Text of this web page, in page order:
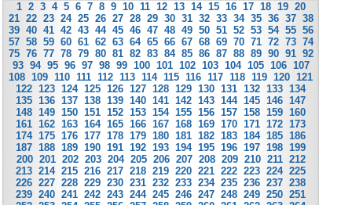
1 2 3 4 5 6 7 8 9 10 11 12 13 14 15 16 17 18 19 20
21 22 23 24 25 26 27 28 29 30 31 32 33 34 35 36 37 38
39 40 41 42 43 44 45 46 47 48 49 50 51 52 53 54 55 56
57 58 59 60 61 62 63 64 65 66 67 68 69 70 71 72 73 74
75 76 77 78 79 80 81 82 83 84 85 86 87 88 89 90 91 92
93 94 95 96 97 98 99 100 101 102 103 104 105 106 107
108 109 110 111 112 113 114 115 116 117 118 119 120 121
122 123 124 125 126 127 128 129 130 131 132 133 134
135 136 137 138 139 140 141 142 143 144 145 146 147
148 149 150 151 152 153 154 155 156 157 158 159 160
161 162 163 164 165 166 167 168 169 170 171 172 173
174 175 176 177 178 179 180 181 182 183 184 185 186
187 188 189 190 191 192 193 194 195 196 197 198 199
200 201 202 203 204 205 206 207 208 209 210 211 212
213 214 215 216 217 218 219 220 221 222 223 224 225
226 227 228 229 230 231 232 233 234 235 236 237 238
239 240 241 242 243 244 245 246 247 248 249 250 251